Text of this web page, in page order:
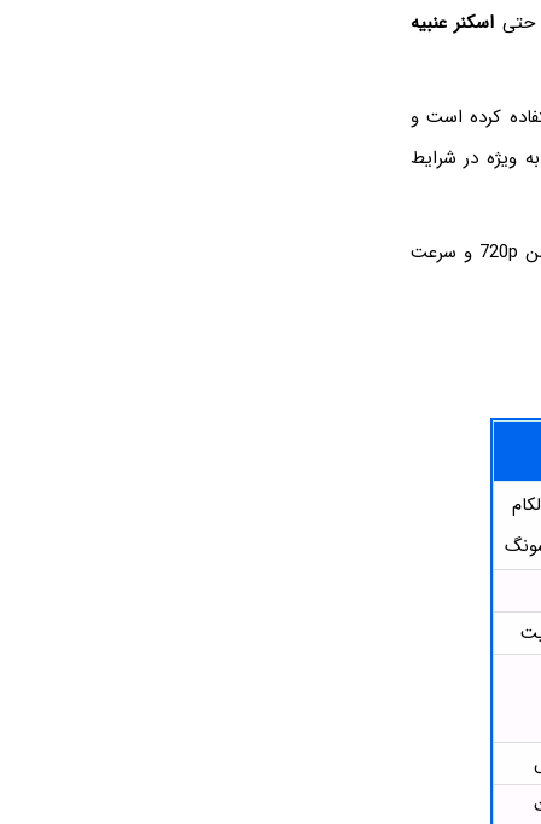
اسکنر عنبیه
کرده است و
ویژه در شرایط
با رزولوشن 720p و سرعت